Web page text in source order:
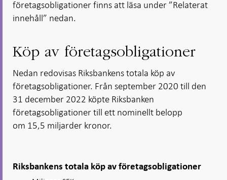
företagsobligationer finns att läsa under ”Relaterat
innehåll” nedan.
Köp av företagsobligationer
Nedan redovisas Riksbankens totala köp av
företagsobligationer. Från september 2020 till den
31 december 2022 köpte Riksbanken
företagsobligationer till ett nominellt belopp
om 15,5 miljarder kronor.
Riksbankens totala köp av företagsobligationer